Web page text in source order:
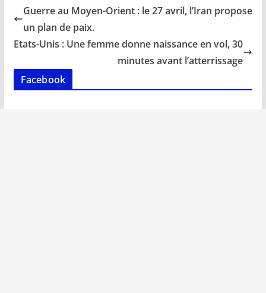
b
o
o
k
l s
A
p
e
n
y
n
k
g
Guerre au Moyen-Orient : le 27 avril, l’Iran propose
un plan de paix.
Etats-Unis : Une femme donne naissance en vol, 30
minutes avant l’atterrissage
Facebook